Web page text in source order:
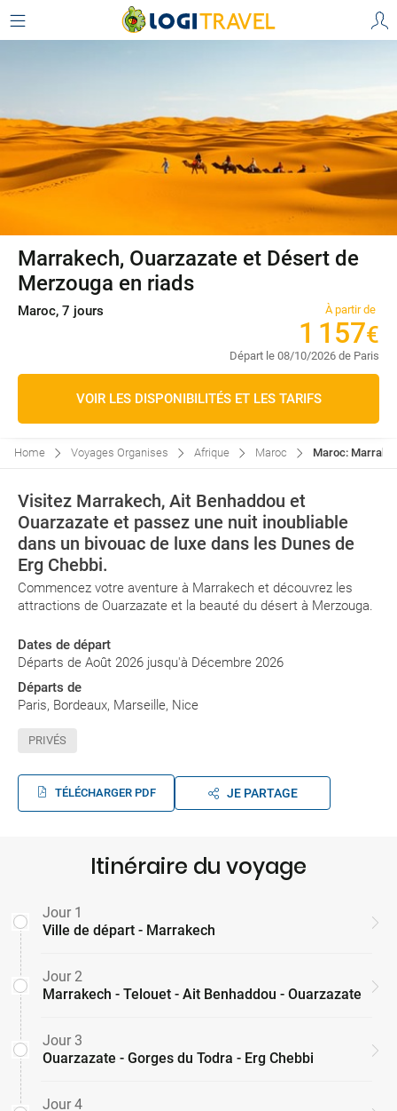
Marrakech, Ouarzazate et Désert de
Merzouga en riads
Maroc, 7 jours À partir de
1 157€
Départ le 08/10/2026 de Paris
VOIR LES DISPONIBILITÉS ET LES TARIFS
Home Voyages Organises Afrique Maroc Maroc:
Visitez Marrakech, Ait Benhaddou et
Ouarzazate et passez une nuit inoubliable
dans un bivouac de luxe dans les Dunes de
Erg Chebbi.
Commencez votre aventure à Marrakech et découvrez les
attractions de Ouarzazate et la beauté du désert à Merzouga.
Dates de départ
Départs de Août 2026 jusqu'à Décembre 2026
Départs de
Paris, Bordeaux, Marseille, Nice
PRIVÉS
TÉLÉCHARGER PDF JE PARTAGE
Itinéraire du voyage
Jour 1
Ville de départ - Marrakech
Jour 2
Marrakech - Telouet - Ait Benhaddou - Ouarzazate
Jour 3
Ouarzazate - Gorges du Todra - Erg Chebbi
Jour 4